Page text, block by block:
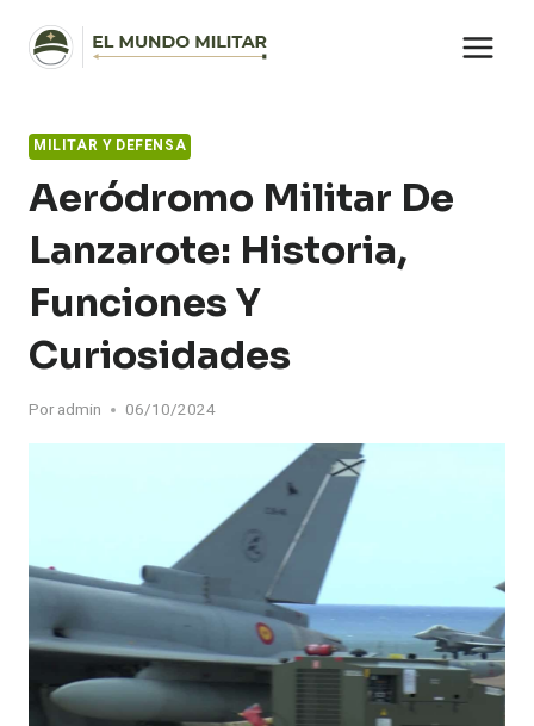
contenido
MILITAR Y DEFENSA
Aeródromo Militar De
Lanzarote: Historia,
Funciones Y
Curiosidades
Por admin 06/10/2024